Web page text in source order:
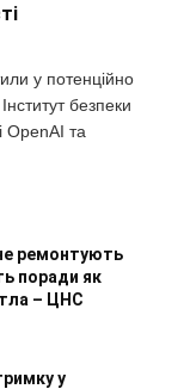
у потенційно
безпеки
OpenAI та
ремонтують
поради як
– ЦНС
у